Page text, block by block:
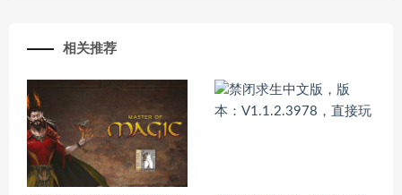
相关推荐